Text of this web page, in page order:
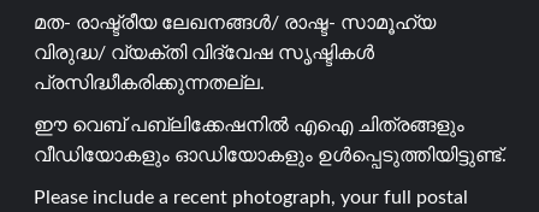
മത- രാഷ്ട്രീയ ലേഖനങ്ങൾ/ രാഷ്ട- സാമൂഹ്യ
വിരുദ്ധ/ വ്യക്തി വിദ്വേഷ സൃഷ്ടികൾ
പ്രസിദ്ധീകരിക്കുന്നതല്ല.
ഈ വെബ് പബ്ലിക്കേഷനിൽ എഐ ചിത്രങ്ങളും
വീഡിയോകളും ഓഡിയോകളും ഉൾപ്പെടുത്തിയിട്ടുണ്ട്.
Please include a recent photograph, your full postal